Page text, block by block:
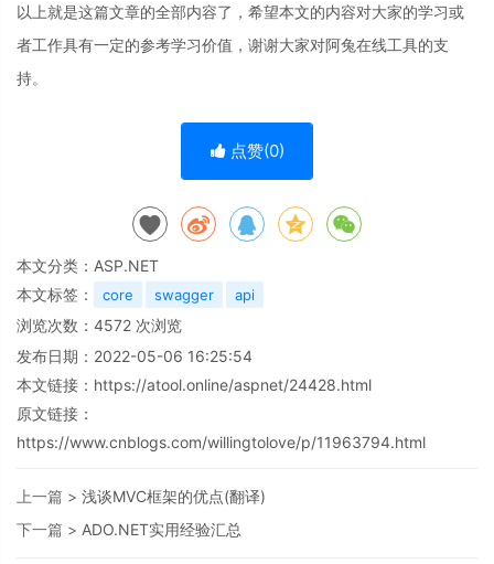
以上就是这篇文章的全部内容了，希望本文的内容对大家的学习或
者工作具有一定的参考学习价值，谢谢大家对阿兔在线工具的支
持。
点赞(0)
本文分类： ASP.NET
本文标签：
core swagger api
浏览次数： 4572 次浏览
发布日期：2022-05-06 16:25:54
本文链接： https://atool.online/aspnet/24428.html
原文链接：
https://www.cnblogs.com/willingtolove/p/11963794.html
上一篇 > 浅谈MVC框架的优点(翻译)
下一篇 > ADO.NET实用经验汇总